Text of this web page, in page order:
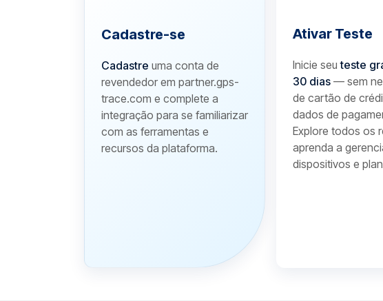
Cadastre-se
Cadastre uma conta de
revendedor em partner.gps-
trace.com e complete a
integração para se familiarizar
com as ferramentas e
recursos da plataforma.
Ativar Teste
Inicie seuteste
30 dias — sem
de cartão de
dados de
Explore todos os
aprenda a
dispositivos e